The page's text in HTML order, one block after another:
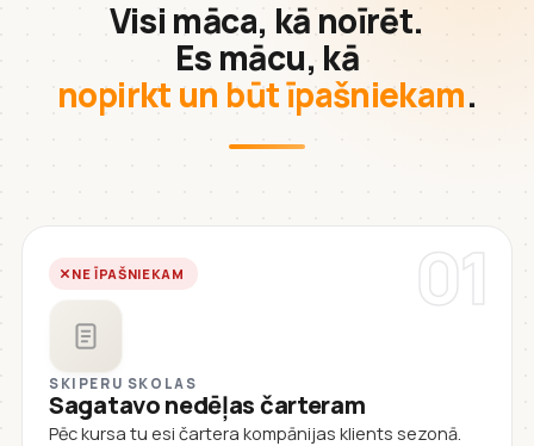
Visi māca, kā noīrēt.
Es mācu, kā
nopirkt un būt īpašniekam.
01
NE ĪPAŠNIEKAM
SKIPERU SKOLAS
Sagatavo nedēļas čarteram
Pēc kursa tu esi čartera kompānijas klients sezonā.